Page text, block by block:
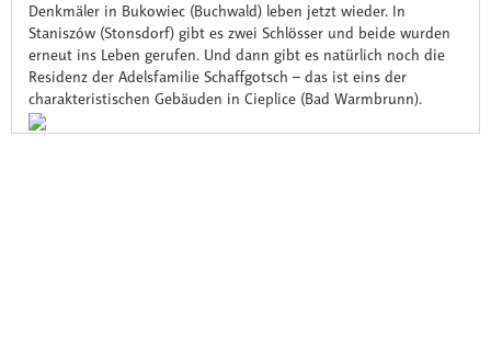
Denkmäler in Bukowiec (Buchwald) leben jetzt wieder. In
Staniszów (Stonsdorf) gibt es zwei Schlösser und beide wurden
erneut ins Leben gerufen. Und dann gibt es natürlich noch die
Residenz der Adelsfamilie Schaffgotsch – das ist eins der
charakteristischen Gebäuden in Cieplice (Bad Warmbrunn).